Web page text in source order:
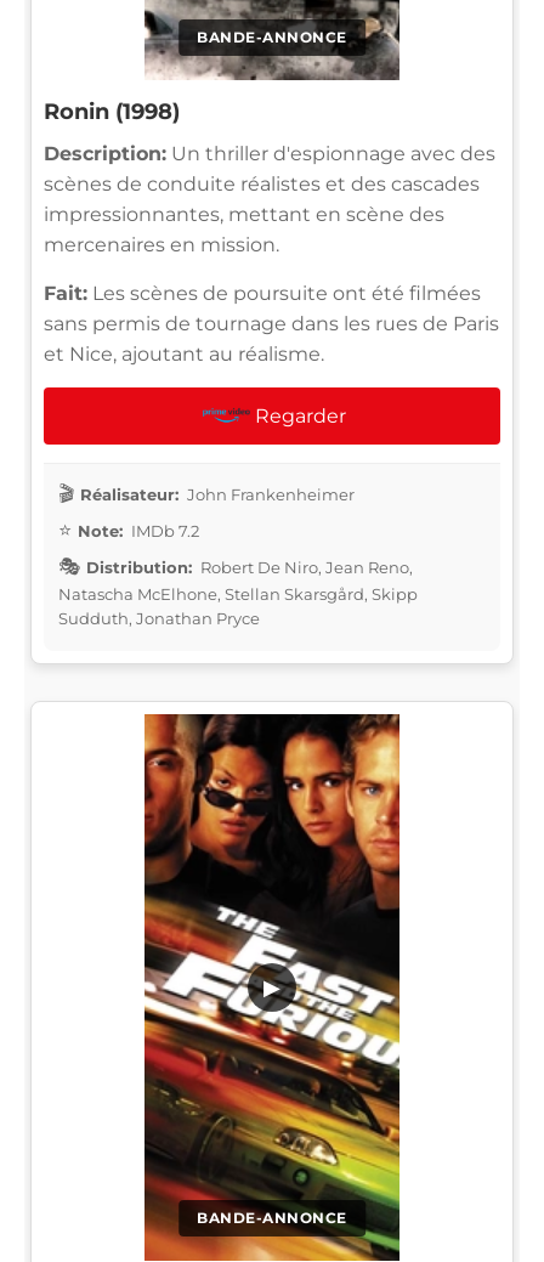
BANDE-ANNONCE
Ronin (1998)
Description: Un thriller d'espionnage avec des
scènes de conduite réalistes et des cascades
impressionnantes, mettant en scène des
mercenaires en mission.
Fait: Les scènes de poursuite ont été filmées
sans permis de tournage dans les rues de Paris
et Nice, ajoutant au réalisme.
Regarder
Réalisateur: John Frankenheimer
Note: IMDb 7.2
Distribution: Robert De Niro, Jean Reno,
Natascha McElhone, Stellan Skarsgård, Skipp
Sudduth, Jonathan Pryce
BANDE-ANNONCE
▶